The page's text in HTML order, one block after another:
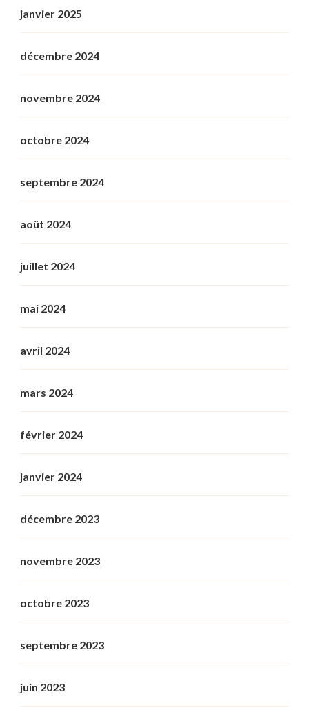
janvier 2025
décembre 2024
novembre 2024
octobre 2024
septembre 2024
août 2024
juillet 2024
mai 2024
avril 2024
mars 2024
février 2024
janvier 2024
décembre 2023
novembre 2023
octobre 2023
septembre 2023
juin 2023